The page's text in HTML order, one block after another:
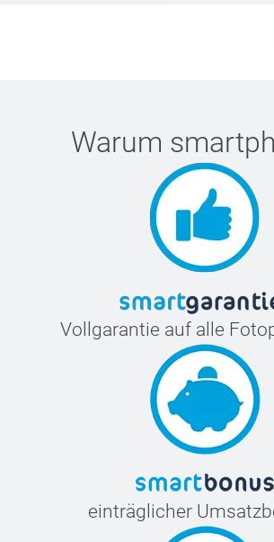
Warum
Vollgarantie auf alle
einträglicher